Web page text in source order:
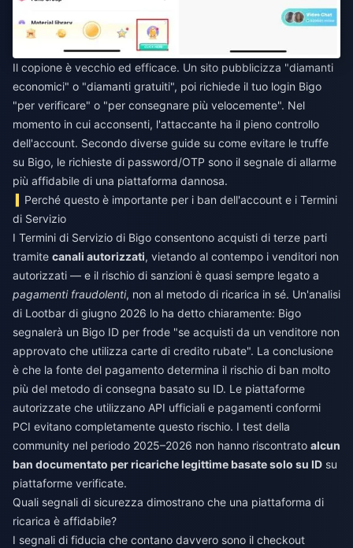
Il copione è vecchio ed efficace. Un sito pubblicizza "diamanti
economici" o "diamanti gratuiti", poi richiede il tuo login Bigo
"per verificare" o "per consegnare più velocemente". Nel
momento in cui acconsenti, l'attaccante ha il pieno controllo
dell'account. Secondo diverse guide su come evitare le truffe
su Bigo, le richieste di password/OTP sono il segnale di allarme
più affidabile di una piattaforma dannosa.
Perché questo è importante per i ban dell'account e i Termini
di Servizio
I Termini di Servizio di Bigo consentono acquisti di terze parti
tramite canali autorizzati, vietando al contempo i venditori non
autorizzati — e il rischio di sanzioni è quasi sempre legato a
pagamenti fraudolenti, non al metodo di ricarica in sé. Un'analisi
di Lootbar di giugno 2026 lo ha detto chiaramente: Bigo
segnalerà un Bigo ID per frode "se acquisti da un venditore non
approvato che utilizza carte di credito rubate". La conclusione
è che la fonte del pagamento determina il rischio di ban molto
più del metodo di consegna basato su ID. Le piattaforme
autorizzate che utilizzano API ufficiali e pagamenti conformi
PCI evitano completamente questo rischio. I test della
community nel periodo 2025–2026 non hanno riscontrato alcun
ban documentato per ricariche legittime basate solo su ID su
piattaforme verificate.
Quali segnali di sicurezza dimostrano che una piattaforma di
ricarica è affidabile?
I segnali di fiducia che contano davvero sono il checkout